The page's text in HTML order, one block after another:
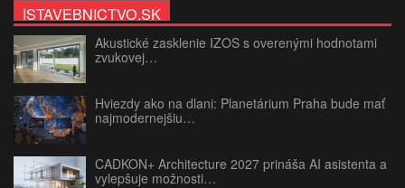
ISTAVEBNICTVO.SK
Akustické zasklenie IZOS s overenými hodnotami
zvukovej…
Hviezdy ako na dlani: Planetárium Praha bude mať
najmodernejšiu…
CADKON+ Architecture 2027 prináša AI asistenta a
vylepšuje možnosti…